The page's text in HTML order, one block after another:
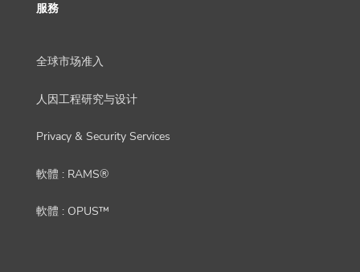
服務
全球市场准入
人因工程研究与设计
Privacy & Security Services
軟體 : RAMS®
軟體 : OPUS™